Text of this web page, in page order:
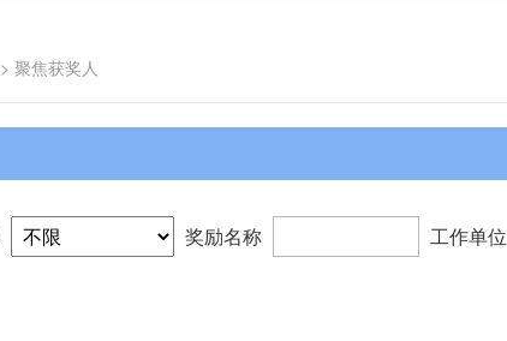
> 聚焦获奖人
奖励名称 工作单位